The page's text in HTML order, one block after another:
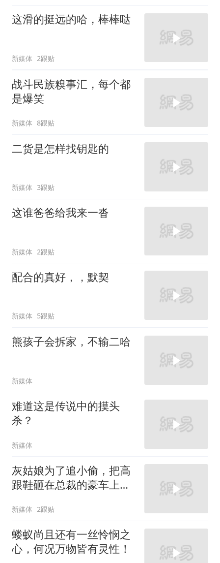
这滑的挺远的哈，棒棒哒
新媒体 2跟贴
战斗民族糗事汇，每个都
是爆笑
新媒体 8跟贴
二货是怎样找钥匙的
新媒体 3跟贴
这谁爸爸给我来一沓
新媒体 2跟贴
配合的真好，，默契
新媒体 5跟贴
熊孩子会拆家，不输二哈
新媒体
难道这是传说中的摸头
杀？
新媒体
灰姑娘为了追小偷，把高
跟鞋砸在总裁的豪车上，
新媒体 2跟贴
蝼蚁尚且还有一丝怜悯之
心，何况万物皆有灵性！